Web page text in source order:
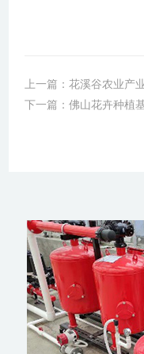
上一篇：花溪谷农业产
下一篇：佛山花卉种植